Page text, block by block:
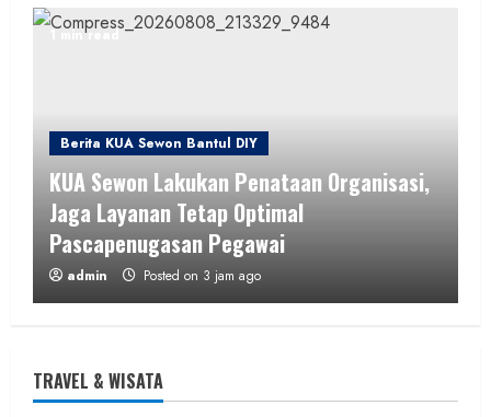
1 min read
Berita KUA Sewon Bantul DIY
KUA Sewon Lakukan Penataan Organisasi,
Jaga Layanan Tetap Optimal
Pascapenugasan Pegawai
admin Posted on 3 jam ago
TRAVEL & WISATA